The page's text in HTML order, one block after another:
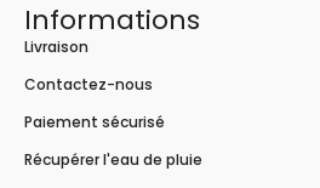
Informations
Livraison
Contactez-nous
Paiement sécurisé
Récupérer l'eau de pluie